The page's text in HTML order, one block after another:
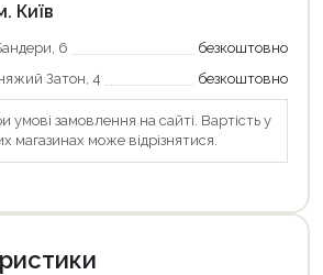
Київ
6
безкоштовно
Затон, 4
безкоштовно
умові замовлення на сайті. Вартість у
магазинах може відрізнятися.